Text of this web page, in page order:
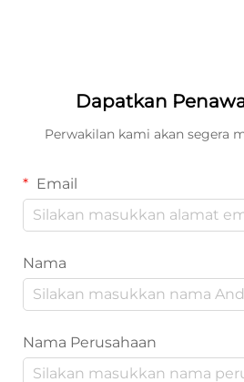
Dapatkan
Perwakilan kami akan segera
Email
Nama
Nama Perusahaan